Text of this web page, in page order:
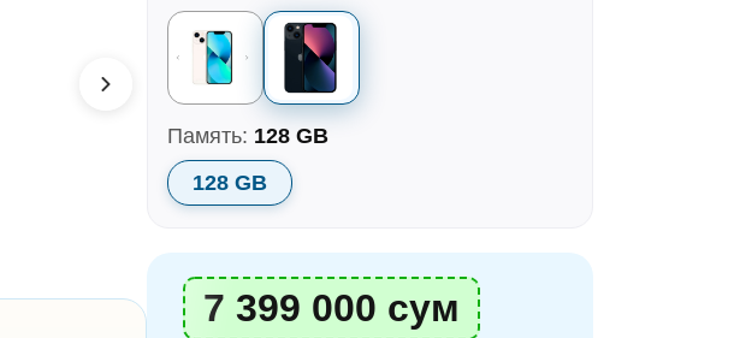
Память: 128 GB
128 GB
7 399 000 сум